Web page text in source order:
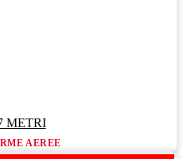
METRI
AEREE